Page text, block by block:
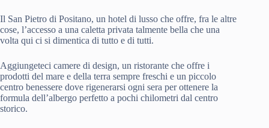
Il San Pietro di Positano, un hotel di lusso che offre, fra le altre
cose, l’accesso a una caletta privata talmente bella che una
volta qui ci si dimentica di tutto e di tutti.
Aggiungeteci camere di design, un ristorante che offre i
prodotti del mare e della terra sempre freschi e un piccolo
centro benessere dove rigenerarsi ogni sera per ottenere la
formula dell’albergo perfetto a pochi chilometri dal centro
storico.